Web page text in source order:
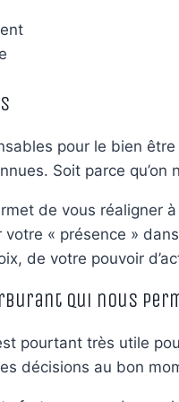
pour le bien
Soit parce
de vous réaligner
« présence »
de votre pouvoir
qui nous
pourtant très utile
décisions au bon